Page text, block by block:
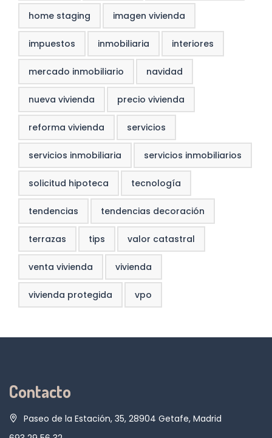
home staging imagen vivienda
impuestos inmobiliaria interiores
mercado inmobiliario navidad
nueva vivienda precio vivienda
reforma vivienda servicios
servicios inmobiliaria servicios inmobiliarios
solicitud hipoteca tecnología
tendencias tendencias decoración
terrazas tips valor catastral
venta vivienda vivienda
vivienda protegida vpo
Contacto
Paseo de la Estación, 35, 28904 Getafe, Madrid